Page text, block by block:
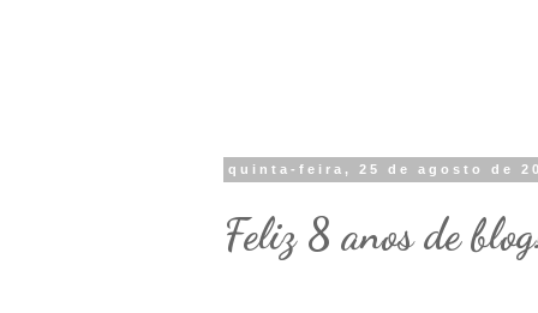
quinta-feira, 25 de agosto de
Feliz 8 anos de